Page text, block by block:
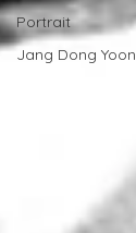
Portrait
Jang Dong Yoon